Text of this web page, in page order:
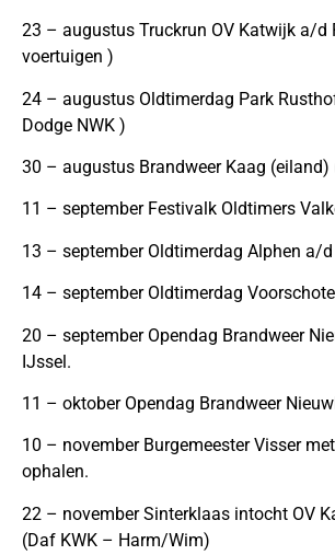
23 – augustus Truckrun OV Katwijk a/d
voertuigen )
24 – augustus Oldtimerdag Park
Dodge NWK )
30 – augustus Brandweer Kaag (eiland)
11 – september Festivalk Oldtimers
13 – september Oldtimerdag Alphen a/d
14 – september Oldtimerdag
20 – september Opendag Brandweer
IJssel.
11 – oktober Opendag Brandweer
10 – november Burgemeester Visser
ophalen.
22 – november Sinterklaas intocht OV
(Daf KWK – Harm/Wim)